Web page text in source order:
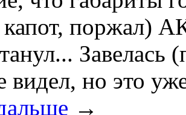
поржал)
Завелась
видел, но это
→